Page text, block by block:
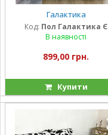
Галактика
Код: Пол Галактика Є
В наявності
899,00 грн.
Купити